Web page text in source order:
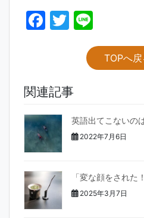
F
b
o
o
k
T
itt
TOPへ戻
関連記事
英語出てこないの
2022年7月6日
「変な顔をされた
2025年3月7日